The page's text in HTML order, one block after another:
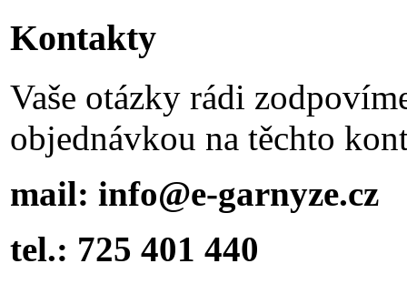
Kontakty
Vaše otázky rádi
objednávkou na těchto
mail: info@e-garnyze.cz
tel.: 725 401 440